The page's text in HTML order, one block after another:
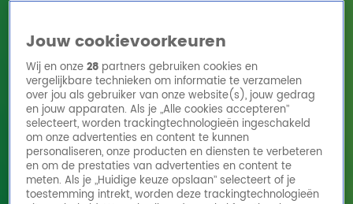
HomeActiesRadioshows DJ'sRadio 10 zendersHitlijsten
Radio luisteren
Volg Radio 10
Jouw cookievoorkeuren
Wij en onze28 partners gebruiken cookies en
vergelijkbare technieken om informatie te verzamelen
over jou als gebruiker van onze website(s), jouw gedrag
en jouw apparaten. Als je „Alle cookies accepteren”
selecteert, worden trackingtechnologieën ingeschakeld
om onze advertenties en content te kunnen
personaliseren, onze producten en diensten te verbeteren
en om de prestaties van advertenties en content te
meten. Als je „Huidige keuze opslaan” selecteert of je
toestemming intrekt, worden deze trackingtechnologieën